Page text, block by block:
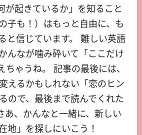
が起きているか」を知ること
子も！）はもっと自由に、も
と信じています。 難しい英語
んなが噛み砕いて「ここだけ
ちゃうね。 記事の最後には、
えるかもしれない「恋のヒン
ので、最後まで読んでくれた
あ、かんなと一緒に、新しい
地」を探しにいこう！